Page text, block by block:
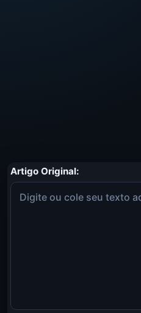
Artigo Original: